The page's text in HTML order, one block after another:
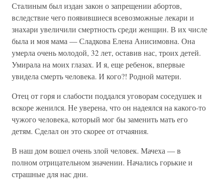
Сталиным был издан закон о запрещении абортов,
вследствие чего появившиеся всевозможные лекари и
знахари увеличили смертность среди женщин. В их числе
была и моя мама — Сладкова Елена Анисимовна. Она
умерла очень молодой, 32 лет, оставив нас, троих детей.
Умирала на моих глазах. И я, еще ребенок, впервые
увидела смерть человека. И кого?! Родной матери.
Отец от горя и слабости поддался уговорам соседушек и
вскоре женился. Не уверена, что он надеялся на какого-то
чужого человека, который мог бы заменить мать его
детям. Сделал он это скорее от отчаяния.
В наш дом вошел очень злой человек. Мачеха — в
полном отрицательном значении. Начались горькие и
страшные для нас дни.